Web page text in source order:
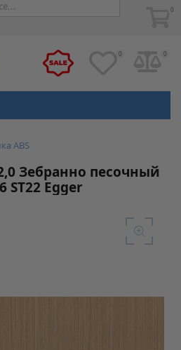
0
0 0
ABS
Зебранно песочный
ST22 Egger